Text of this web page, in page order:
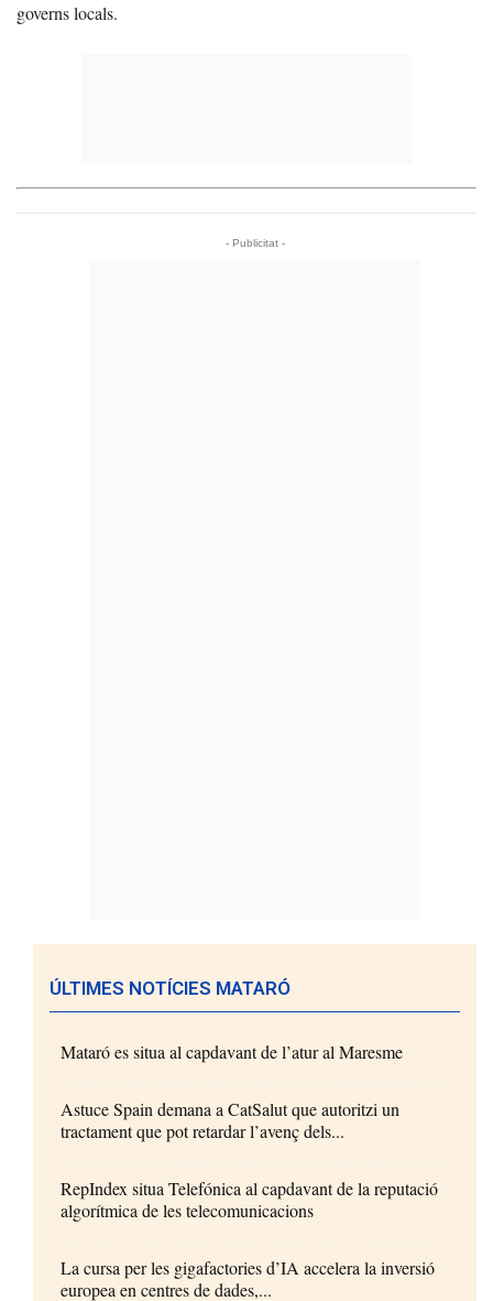
governs locals.
- Publicitat -
ÚLTIMES NOTÍCIES MATARÓ
Mataró es situa al capdavant de l’atur al Maresme
Astuce Spain demana a CatSalut que autoritzi un
tractament que pot retardar l’avenç dels...
RepIndex situa Telefónica al capdavant de la reputació
algorítmica de les telecomunicacions
La cursa per les gigafactories d’IA accelera la inversió
europea en centres de dades,...